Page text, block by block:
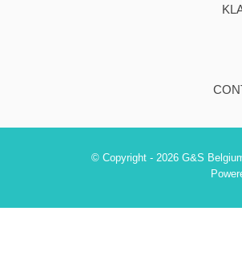
© Copyright - 2026 G&S